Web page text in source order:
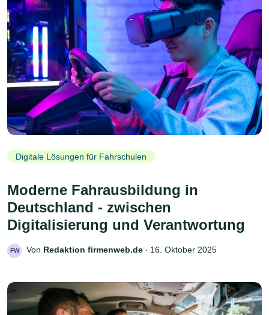
Digitale Lösungen für Fahrschulen
Moderne Fahrausbildung in
Deutschland - zwischen
Digitalisierung und Verantwortung
FW Von Redaktion firmenweb.de ‧ 16. Oktober 2025